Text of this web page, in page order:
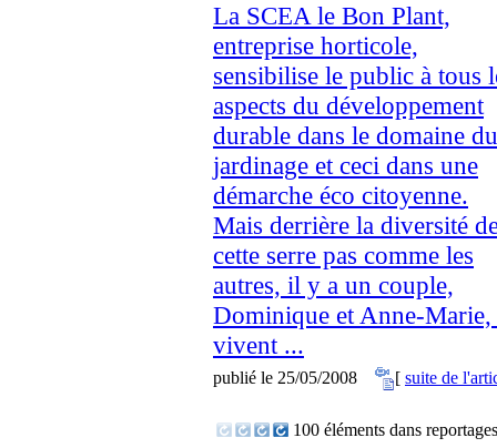
La SCEA le Bon Plant,
entreprise horticole,
sensibilise le public à tous
aspects du développement
durable dans le domaine du
jardinage et ceci dans une
démarche éco citoyenne.
Mais derrière la diversité
cette serre pas comme les
autres, il y a un couple,
Dominique et Anne-
vivent ...
publié le 25/05/2008 [ suite de
100 éléments dans